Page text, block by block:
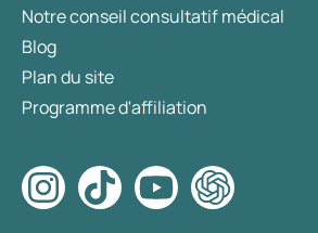
Notre conseil consultatif médical
Blog
Plan du site
Programme d'affiliation